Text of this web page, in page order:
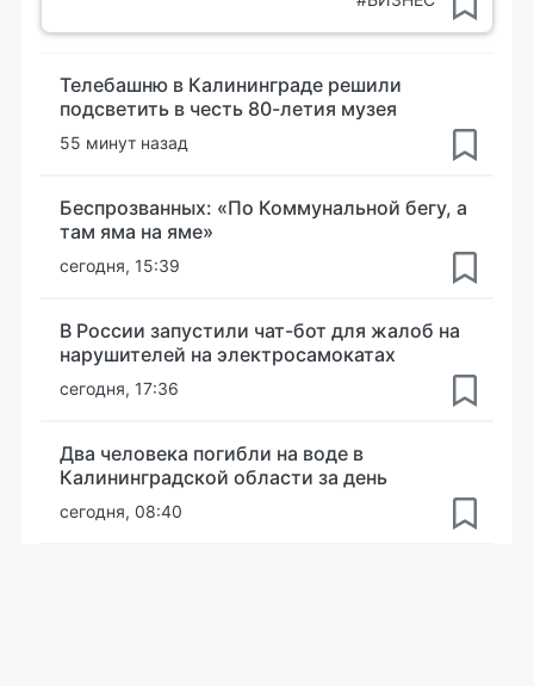
Телебашню в Калининграде решили
подсветить в честь 80-летия музея
55 минут назад
Беспрозванных: «По Коммунальной бегу, а
там яма на яме»
сегодня, 15:39
В России запустили чат-бот для жалоб на
нарушителей на электросамокатах
сегодня, 17:36
Два человека погибли на воде в
Калининградской области за день
сегодня, 08:40